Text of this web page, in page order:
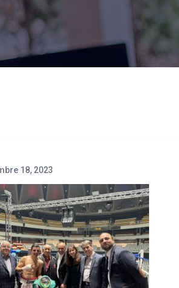
18, 2023